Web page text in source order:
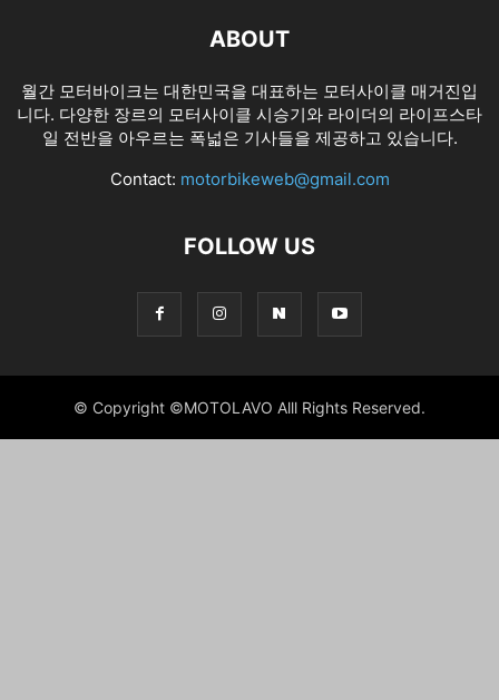
ABOUT
월간 모터바이크는 대한민국을 대표하는 모터사이클 매거진입
니다. 다양한 장르의 모터사이클 시승기와 라이더의 라이프스타
일 전반을 아우르는 폭넓은 기사들을 제공하고 있습니다.
Contact: motorbikeweb@gmail.com
FOLLOW US
© Copyright ©MOTOLAVO Alll Rights Reserved.